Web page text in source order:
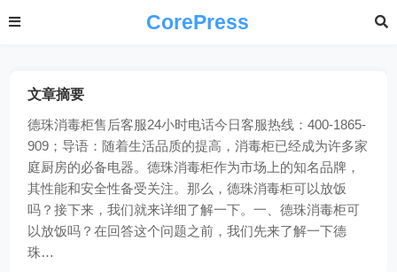
CorePress
文章摘要
德珠消毒柜售后客服24小时电话今日客服热线：400-1865-
909；导语：随着生活品质的提高，消毒柜已经成为许多家
庭厨房的必备电器。德珠消毒柜作为市场上的知名品牌，
其性能和安全性备受关注。那么，德珠消毒柜可以放饭
吗？接下来，我们就来详细了解一下。一、德珠消毒柜可
以放饭吗？在回答这个问题之前，我们先来了解一下德
珠…